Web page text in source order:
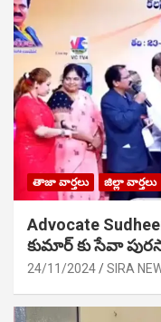
తాజా వార్తలు జిల్లా వార్తలు
Advocate
కుమార్ కు సేవా
24/11/2024 SIRA